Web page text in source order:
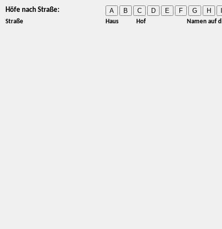
Höfe nach Straße: A B C D E F G H
Straße Haus Hof Namen auf